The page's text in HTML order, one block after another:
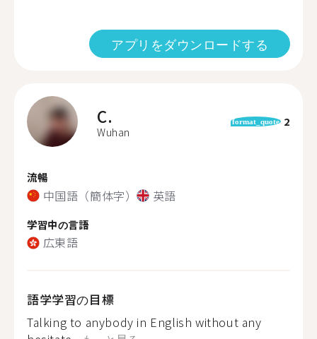
アプリをダウンロードする
C.
Wuhan
format_quote 2
流暢
中国語（簡体字） 英語
学習中の言語
広東語
語学学習の目標
Talking to anybody in English without any